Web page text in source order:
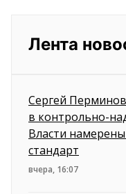
Лента
Сергей
в контрольно-
Власти
стандарт
вчера, 16:07